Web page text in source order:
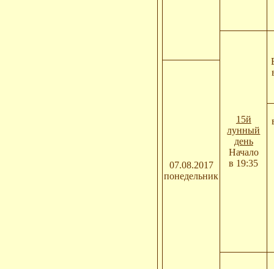
15й
лунный
день
Начало
в 19:35
07.08.2017
понедельник